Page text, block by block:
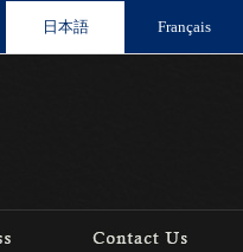
日本語 Français